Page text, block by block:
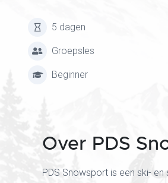
5 dagen
Groepsles
Beginner
Over PDS
PDS Snowsport is een ski-